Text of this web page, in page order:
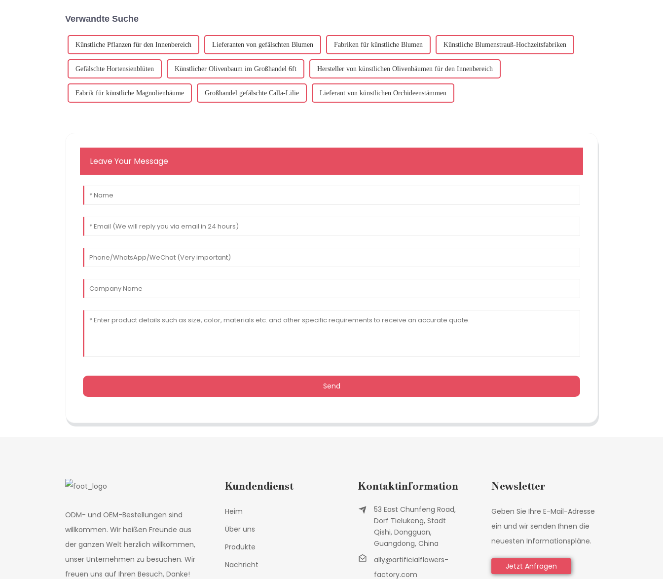
Verwandte Suche
Künstliche Pflanzen für den Innenbereich Lieferanten von gefälschten Blumen Fabriken für künstliche Blumen Künstliche Blumenstrauß-Hochzeitsfabriken
Gefälschte Hortensienblüten Künstlicher Olivenbaum im Großhandel 6ft Hersteller von künstlichen Olivenbäumen für den Innenbereich
Fabrik für künstliche Magnolienbäume Großhandel gefälschte Calla-Lilie Lieferant von künstlichen Orchideenstämmen
Leave Your Message
Send
ODM- und OEM-Bestellungen sind
willkommen. Wir heißen Freunde aus
der ganzen Welt herzlich willkommen,
unser Unternehmen zu besuchen. Wir
freuen uns auf Ihren Besuch, Danke!
Kundendienst
Heim
Über uns
Produkte
Nachricht
Kontaktinformation
53 East Chunfeng Road,
Dorf Tielukeng, Stadt
Qishi, Dongguan,
Guangdong, China
ally@artificialflowers-
factory.com
Newsletter
Geben Sie Ihre E-Mail-Adresse
ein und wir senden Ihnen die
neuesten Informationspläne.
Jetzt Anfragen